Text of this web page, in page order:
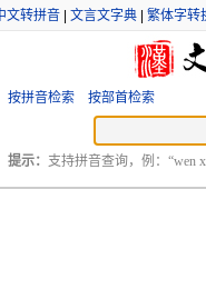
文转拼音 文言文字典 繁体字转
按拼音检索 按部首检索
提示： 支持拼音查询，例：“wen